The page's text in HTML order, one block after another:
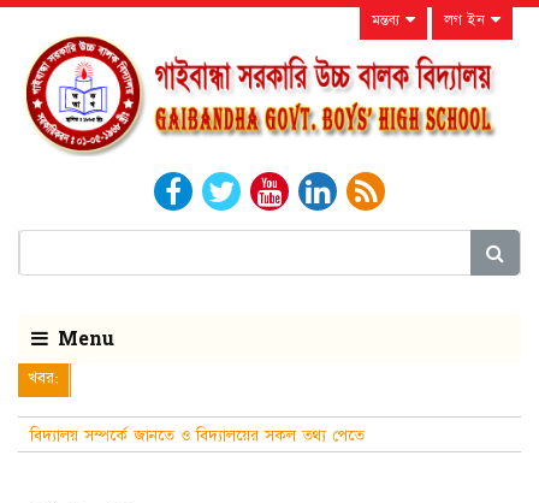
মন্তব্য লগ ইন
Menu
খবর:
বিদ্যালয় সম্পর্কে জানতে ও বিদ্যালয়ের সকল তথ্য পেতে